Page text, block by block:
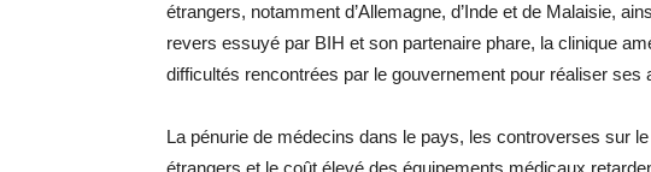
étrangers, notamment d’Allemagne, d’Inde et de Malaisie,
revers essuyé par BIH et son partenaire phare, la clinique
difficultés rencontrées par le gouvernement pour réaliser ses
La pénurie de médecins dans le pays, les controverses sur
étrangers et le coût élevé des équipements médicaux